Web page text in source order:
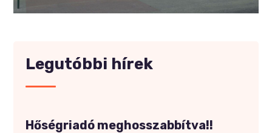
Legutóbbi hírek
Hőségriadó meghosszabbítva!!